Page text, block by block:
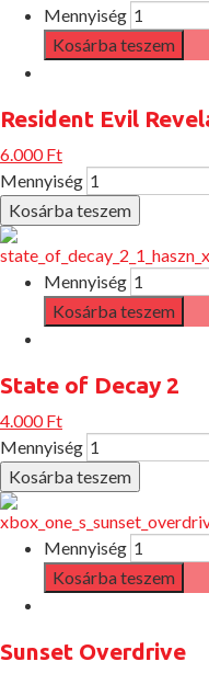
Mennyiség
Resident Evil
6.000 Ft
Mennyiség
Mennyiség
State of Decay 2
4.000 Ft
Mennyiség
Mennyiség
Sunset Overdrive